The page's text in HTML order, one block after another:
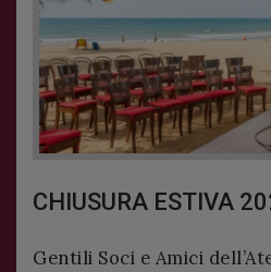
2026
dell’Ateneo Veneto, come
decree
196/03
Successful